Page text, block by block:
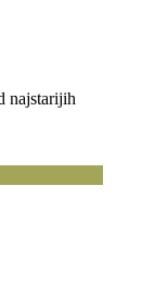
najstarijih